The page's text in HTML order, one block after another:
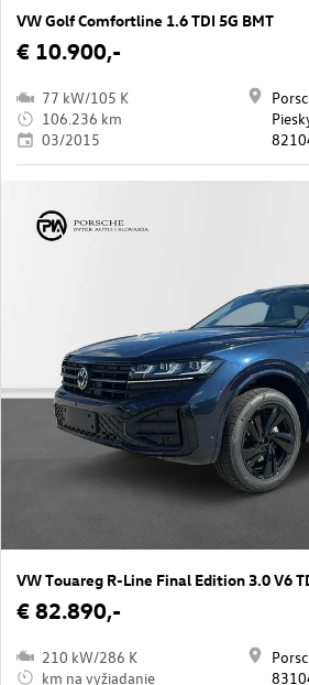
VW Golf Comfortline 1.6 TDI 5G BMT
€ 10.900,-
77 kW/105 K
106.236 km
03/2015
VW Touareg R-Line Final Edition 3.0 V6
€ 82.890,-
210 kW/286 K
km na vyžiadanie